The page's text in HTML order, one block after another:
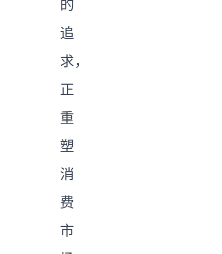
的
追
求，
正
重
塑
消
费
市